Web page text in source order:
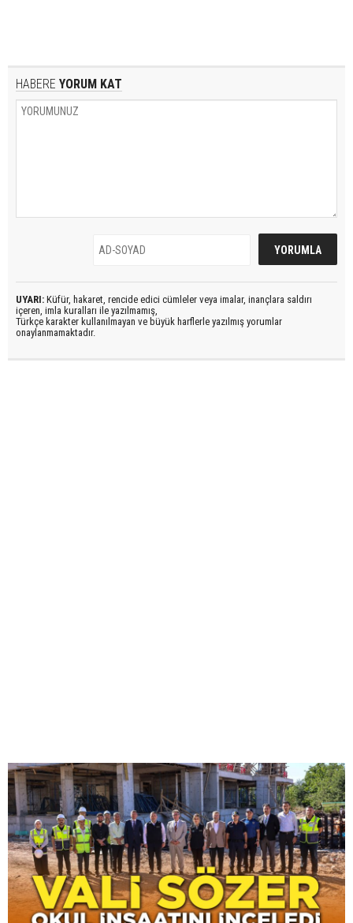
HABERE YORUM KAT
UYARI: Küfür, hakaret, rencide edici cümleler veya imalar, inançlara saldırı
içeren, imla kuralları ile yazılmamış,
Türkçe karakter kullanılmayan ve büyük harflerle yazılmış yorumlar
onaylanmamaktadır.